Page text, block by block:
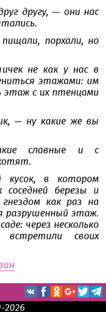
другу, — они нас
порхали, но
не как у нас в
этажами: им
этаж с их птенцами
— ну какие же вы
славные и с
в котором
соседней березы и
как раз на
разрушенный этаж.
через несколько
своих
2026